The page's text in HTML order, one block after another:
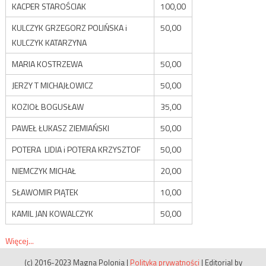
KACPER STAROŚCIAK
100,00
KULCZYK GRZEGORZ POLIŃSKA i
KULCZYK KATARZYNA
50,00
MARIA KOSTRZEWA
50,00
JERZY T MICHAJŁOWICZ
50,00
KOZIOŁ BOGUSŁAW
35,00
PAWEŁ ŁUKASZ ZIEMIAŃSKI
50,00
POTERA LIDIA i POTERA KRZYSZTOF
50,00
NIEMCZYK MICHAŁ
20,00
SŁAWOMIR PIĄTEK
10,00
KAMIL JAN KOWALCZYK
50,00
Więcej...
(c) 2016-2023 Magna Polonia | Polityka prywatności | Editorial by